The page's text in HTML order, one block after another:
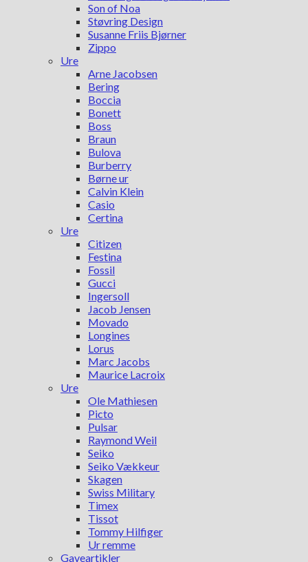
Son of Noa
Støvring Design
Susanne Friis Bjørner
Zippo
Ure
Arne Jacobsen
Bering
Boccia
Bonett
Boss
Braun
Bulova
Burberry
Børne ur
Calvin Klein
Casio
Certina
Ure
Citizen
Festina
Fossil
Gucci
Ingersoll
Jacob Jensen
Movado
Longines
Lorus
Marc Jacobs
Maurice Lacroix
Ure
Ole Mathiesen
Picto
Pulsar
Raymond Weil
Seiko
Seiko Vækkeur
Skagen
Swiss Military
Timex
Tissot
Tommy Hilfiger
Ur remme
Gaveartikler